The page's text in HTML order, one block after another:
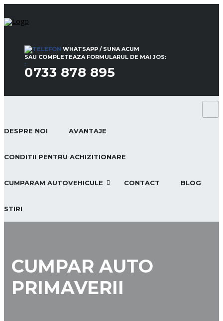
WHATSAPP / SUNA ACUM
SAU COMPLETEAZA FORMULARUL DE MAI JOS:
:
0733 878 895
DESPRE NOI AVANTAJE
CONDITII PENTRU ACHIZITIONARE
CUMPARAM AUTOVEHICULE CONTACT BLOG
STIRI
CUMPAR AUTO
PRIMAVERII